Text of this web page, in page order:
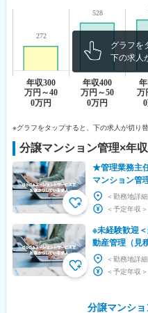
グラフを
下の求人
※グラフをタップすると、下の求人が切り替
分譲マンション管理×年
★管理業務主
マンション管
◆土日祝休／
残業10h◆宅建
※未経験歓迎
動産管理（見
など）◆年間
教育体制バッ
分譲マンシ